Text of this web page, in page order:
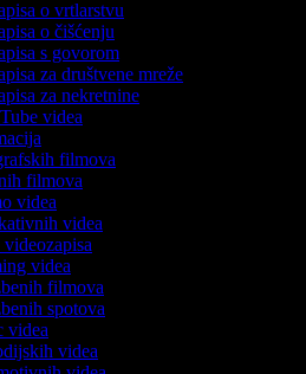
o vrtlarstvu
o čišćenju
s govorom
za društvene mreže
za nekretnine
videa
filmova
filmova
videa
videa
videozapisa
videa
filmova
spotova
videa
videa